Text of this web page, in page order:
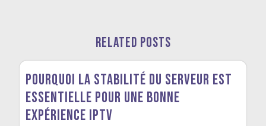
Related Posts
Pourquoi la stabilité du serveur est
essentielle pour une bonne
expérience IPTV